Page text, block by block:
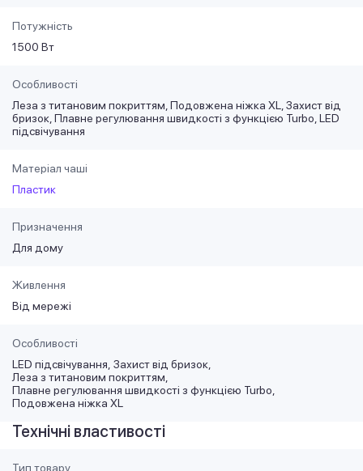
Потужність
1500 Вт
Особливості
Леза з титановим покриттям, Подовжена ніжка XL, Захист від
бризок, Плавне регулювання швидкості з функцією Turbo, LED
підсвічування
Матеріал чаші
Пластик
Призначення
Для дому
Живлення
Від мережі
Особливості
LED підсвічування Захист від бризок
Леза з титановим покриттям
Плавне регулювання швидкості з функцією Turbo
Подовжена ніжка XL
Технічні властивості
Тип товару